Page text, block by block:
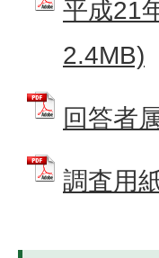
平成21
2.4MB)
回答者
調査用